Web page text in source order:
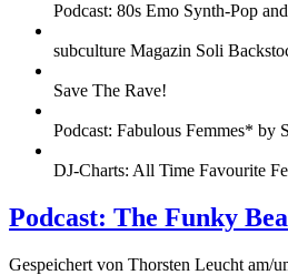
Podcast: 80s Emo Synth-Pop
subculture Magazin Soli
Save The Rave!
Podcast: Fabulous Femmes* by
DJ-Charts: All Time Favourite
Podcast: The Funky
Gespeichert von Thorsten Leucht am/